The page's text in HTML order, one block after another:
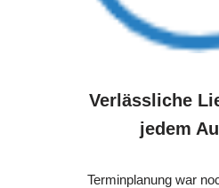
Verlässliche
jedem
Terminplanung war